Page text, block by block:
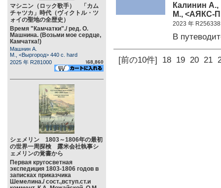
マシニン（ロック歌手） 「カム
チャツカ」時代（ヴィクトル・ツ
ォイの聖地の全歴史）
Время "Камчатки"./ ред. О.
Машнина. (Возьми мое сердце,
Камчатка!)
Машнин А.
М., <Выргород> 440 c. hard
2025 年 R281000
\68,860
シェメリン 1803～1806年の最初
の世界一周探検 露米会社執事シ
ェメリンの覚書から
Первая кругосветная
экспедиция 1803-1806 годов в
записках приказчика
Шемелина./ сост.,вступ.ст.и
Калинин
М., <АЯКС-
2023 年 R256338
В
[前の10件] 18 19 20 21